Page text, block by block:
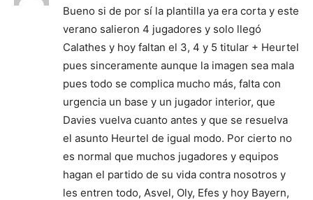
Bueno si de por sí la plantilla ya era corta y este
verano salieron 4 jugadores y solo llegó
Calathes y hoy faltan el 3, 4 y 5 titular + Heurtel
pues sinceramente aunque la imagen sea mala
pues todo se complica mucho más, falta con
urgencia un base y un jugador interior, que
Davies vuelva cuanto antes y que se resuelva
el asunto Heurtel de igual modo. Por cierto no
es normal que muchos jugadores y equipos
hagan el partido de su vida contra nosotros y
les entren todo, Asvel, Oly, Efes y hoy Bayern,